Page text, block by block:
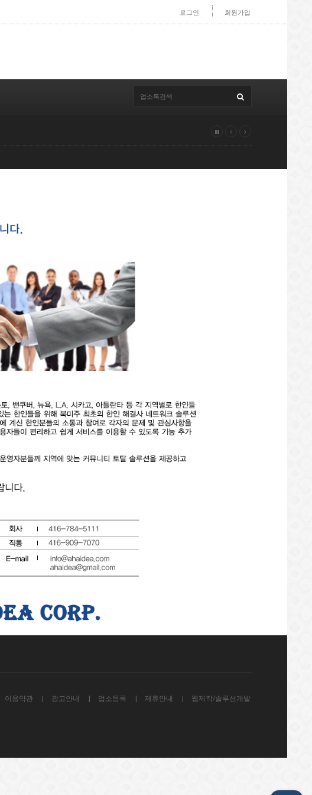
로그인 회원가입
이용약관 광고안내 업소등록 제휴안내 웹제작/솔루션개발